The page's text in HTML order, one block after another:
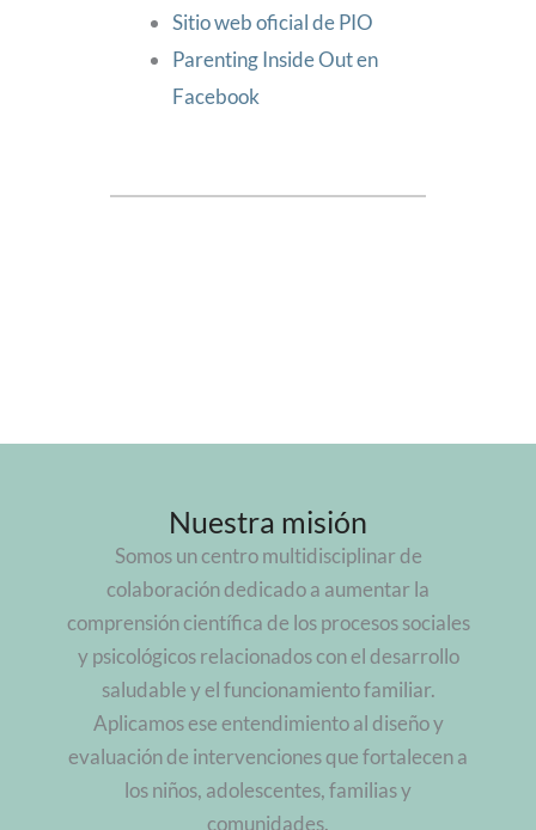
Sitio web oficial de PIO
Parenting Inside Out en
Facebook
Nuestra misión
Somos un centro multidisciplinar de
colaboración dedicado a aumentar la
comprensión científica de los procesos sociales
y psicológicos relacionados con el desarrollo
saludable y el funcionamiento familiar.
Aplicamos ese entendimiento al diseño y
evaluación de intervenciones que fortalecen a
los niños, adolescentes, familias y
comunidades.